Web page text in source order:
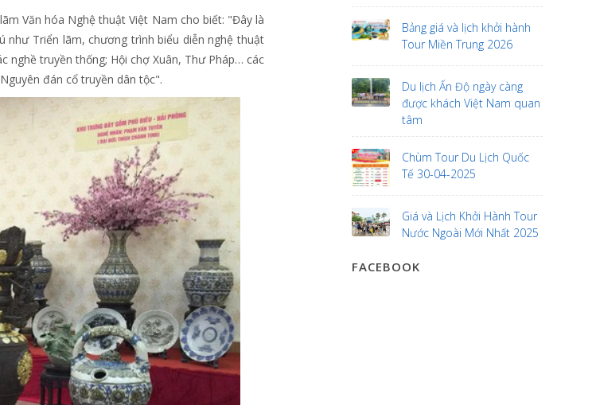
Văn hóa Nghệ thuật Việt Nam cho biết: "Đây là
Triển lãm, chương trình biểu diễn nghệ thuật
nghề truyền thống; Hội chợ Xuân, Thư Pháp… các
đán cổ truyền dân tộc".
Bảng giá và lịch khởi hành
Tour Miền Trung 2026
Du lịch Ấn Độ ngày càng
được khách Việt Nam quan
tâm
Chùm Tour Du Lịch Quốc
Tế 30-04-2025
Giá và Lịch Khởi Hành Tour
Nước Ngoài Mới Nhất 2025
FACEBOOK